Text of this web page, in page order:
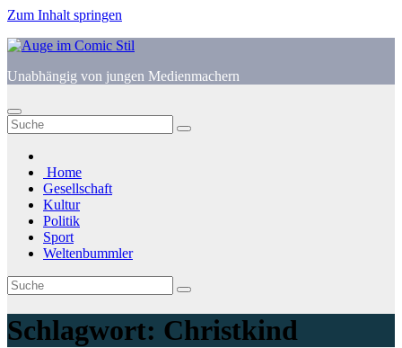
Zum Inhalt springen
Unabhängig von jungen Medienmachern
Home
Gesellschaft
Kultur
Politik
Sport
Weltenbummler
Schlagwort: Christkind